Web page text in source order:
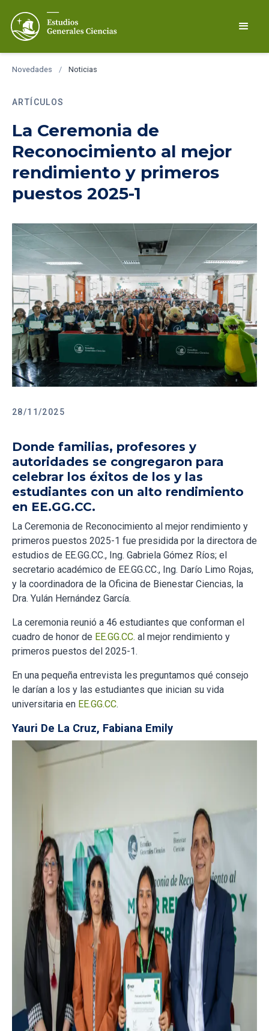
Novedades / Noticias
ARTÍCULOS
La Ceremonia de
Reconocimiento al mejor
rendimiento y primeros
puestos 2025-1
28/11/2025
Donde familias, profesores y
autoridades se congregaron para
celebrar los éxitos de los y las
estudiantes con un alto rendimiento
en EE.GG.CC.
La Ceremonia de Reconocimiento al mejor rendimiento y
primeros puestos 2025-1 fue presidida por la directora de
estudios de EE.GG.CC., Ing. Gabriela Gómez Ríos; el
secretario académico de EE.GG.CC., Ing. Darío Limo Rojas,
y la coordinadora de la Oficina de Bienestar Ciencias, la
Dra. Yulán Hernández García.
La ceremonia reunió a 46 estudiantes que conforman el
cuadro de honor de EE.GG.CC. al mejor rendimiento y
primeros puestos del 2025-1.
En una pequeña entrevista les preguntamos qué consejo
le darían a los y las estudiantes que inician su vida
universitaria en EE.GG.CC.
Yauri De La Cruz, Fabiana Emily